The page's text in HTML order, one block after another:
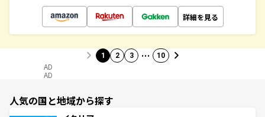
詳細を見る
1 2 3 … 10
AD
AD
人気の国と地域から探す